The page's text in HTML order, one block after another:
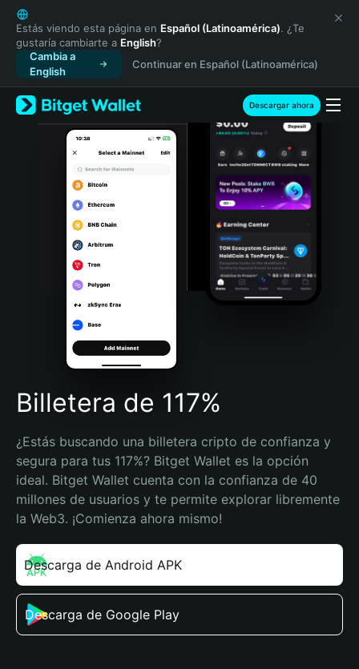
English
日本語
Tiếng Việt
Русский
Español (Latinoamérica)
Türkçe
Italiano
Português (Portugal)
Bahasa Indonesia
Português (Brasil)
Español (Argentina)
Estás viendo esta página en Español (Latinoamérica). ¿Te
gustaría cambiarte a English?
Cambia a
English
Continuar en Español (Latinoamérica)
Descargar ahora
Billetera de 117%
¿Estás buscando una billetera cripto de confianza y
segura para tus 117%? Bitget Wallet es la opción
ideal. Bitget Wallet cuenta con la confianza de 40
millones de usuarios y te permite explorar libremente
la Web3. ¡Comienza ahora mismo!
Descarga de Android APK
Descarga de Google Play